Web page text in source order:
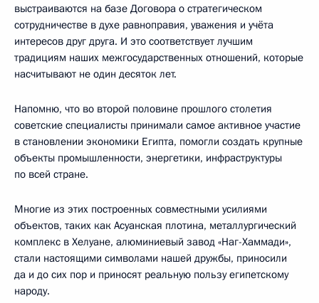
выстраиваются на базе Договора о стратегическом
сотрудничестве в духе равноправия, уважения и учёта
интересов друг друга. И это соответствует лучшим
традициям наших межгосударственных отношений, которые
насчитывают не один десяток лет.
Напомню, что во второй половине прошлого столетия
советские специалисты принимали самое активное участие
в становлении экономики Египта, помогли создать крупные
объекты промышленности, энергетики, инфраструктуры
по всей стране.
Многие из этих построенных совместными усилиями
объектов, таких как Асуанская плотина, металлургический
комплекс в Хелуане, алюминиевый завод «Наг-Хаммади»,
стали настоящими символами нашей дружбы, приносили
да и до сих пор и приносят реальную пользу египетскому
народу.